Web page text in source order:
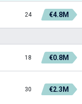
24 €4.8M
18 €0.8M
30 €2.3M